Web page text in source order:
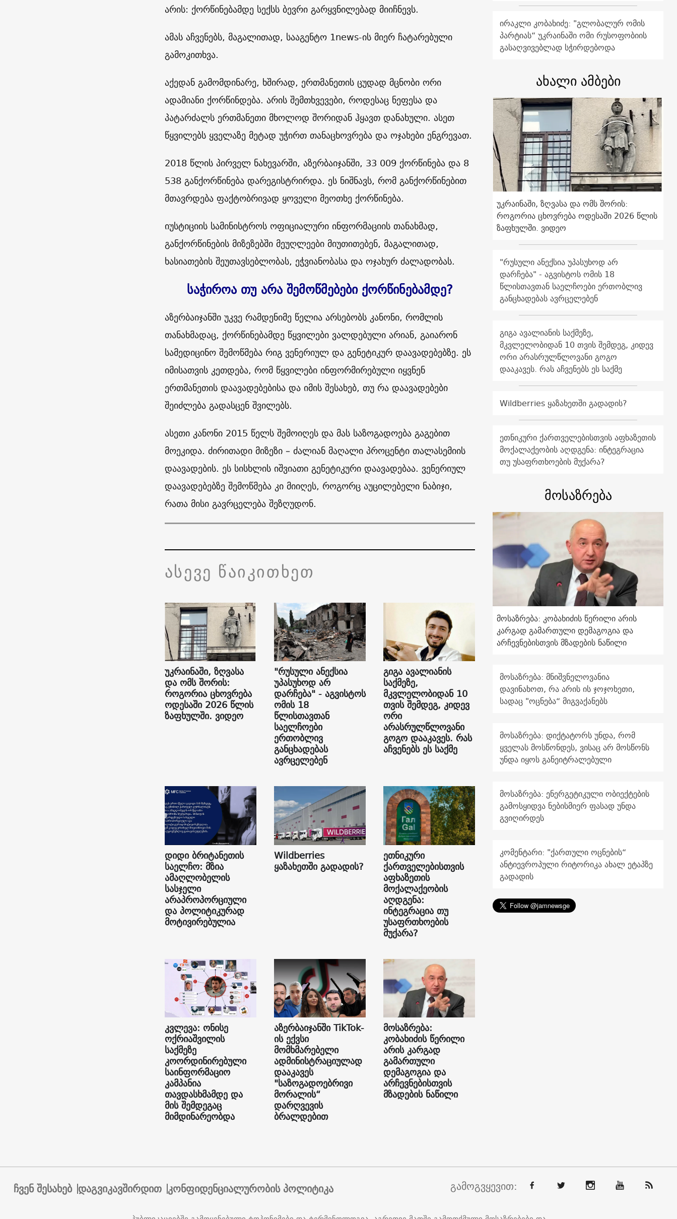
არის: ქორწინებამდე სექსს ბევრი გარყვნილებად მიიჩნევს.
ამას აჩვენებს, მაგალითად, სააგენტო 1news-ის მიერ ჩატარებული
გამოკითხვა.
აქედან გამომდინარე, ხშირად, ერთმანეთის ცუდად მცნობი ორი
ადამიანი ქორწინდება. არის შემთხვევები, როდესაც ნეფესა და
პატარძალს ერთმანეთი მხოლოდ შორიდან ჰყავთ დანახული. ასეთ
წყვილებს ყველაზე მეტად უჭირთ თანაცხოვრება და ოჯახები ენგრევათ.
2018 წლის პირველ ნახევარში, აზერბაიჯანში, 33 009 ქორწინება და 8
538 განქორწინება დარეგისტრირდა. ეს ნიშნავს, რომ განქორწინებით
მთავრდება ფაქტობრივად ყოველი მეოთხე ქორწინება.
იუსტიციის სამინისტროს ოფიციალური ინფორმაციის თანახმად,
განქორწინების მიზეზებში მეუღლეები მიუთითებენ, მაგალითად,
ხასიათების შეუთავსებლობას, ეჭვიანობასა და ოჯახურ ძალადობას.
საჭიროა თუ არა შემოწმებები ქორწინებამდე?
აზერბაიჯანში უკვე რამდენიმე წელია არსებობს კანონი, რომლის
თანახმადაც, ქორწინებამდე წყვილები ვალდებული არიან, გაიარონ
სამედიცინო შემოწმება რიგ ვენერიულ და გენეტიკურ დაავადებებზე. ეს
იმისათვის კეთდება, რომ წყვილები ინფორმირებული იყვნენ
ერთმანეთის დაავადებებისა და იმის შესახებ, თუ რა დაავადებები
შეიძლება გადასცენ შვილებს.
ასეთი კანონი 2015 წელს შემოიღეს და მას საზოგადოება გაგებით
მოეკიდა. ძირითადი მიზეზი – ძალიან მაღალი პროცენტი თალასემიის
დაავადების. ეს სისხლის იშვიათი გენეტიკური დაავადებაა. ვენერიულ
დაავადებებზე შემოწმება კი მიიღეს, როგორც აუცილებელი ნაბიჯი,
რათა მისი გავრცელება შეზღუდონ.
ასევე წაიკითხეთ
უკრაინაში, ზღვასა
და ომს შორის:
როგორია ცხოვრება
ოდესაში 2026 წლის
ზაფხულში. ვიდეო
"რუსული ანექსია
უპასუხოდ არ
დარჩება" - აგვისტოს
ომის 18
წლისთავთან
საელჩოები
ერთობლივ
განცხადებას
ავრცელებენ
გიგა ავალიანის
საქმეზე,
მკვლელობიდან 10
თვის შემდეგ, კიდევ
ორი
არასრულწლოვანი
გოგო დააკავეს. რას
აჩვენებს ეს საქმე
დიდი ბრიტანეთის
საელჩო: მზია
ამაღლობელის
სასჯელი
არაპროპორციული
და პოლიტიკურად
მოტივირებულია
Wildberries
ყაზახეთში გადადის?
ეთნიკური
ქართველებისთვის
აფხაზეთის
მოქალაქეობის
აღდგენა:
ინტეგრაცია თუ
უსაფრთხოების
მუქარა?
კვლევა: ონისე
ოქრიაშვილის
საქმეზე
კოორდინირებული
საინფორმაციო
კამპანია
თავდასხმამდე და
მის შემდეგაც
მიმდინარეობდა
აზერბაიჯანში TikTok-
ის ექვსი
მომხმარებელი
ადმინისტრაციულად
დააკავეს
"საზოგადოებრივი
მორალის“
დარღვევის
ბრალდებით
მოსაზრება:
კობახიძის წერილი
არის კარგად
გამართული
დემაგოგია და
არჩევნებისთვის
მზადების ნაწილი
ირაკლი კობახიძე: "გლობალურ ომის
პარტიას“ უკრაინაში ომი რუსოფობიის
გასაღვივებლად სჭირდებოდა
ახალი ამბები
უკრაინაში, ზღვასა და ომს შორის:
როგორია ცხოვრება ოდესაში 2026 წლის
ზაფხულში. ვიდეო
"რუსული ანექსია უპასუხოდ არ
დარჩება" - აგვისტოს ომის 18
წლისთავთან საელჩოები ერთობლივ
განცხადებას ავრცელებენ
გიგა ავალიანის საქმეზე,
მკვლელობიდან 10 თვის შემდეგ, კიდევ
ორი არასრულწლოვანი გოგო
დააკავეს. რას აჩვენებს ეს საქმე
Wildberries ყაზახეთში გადადის?
ეთნიკური ქართველებისთვის აფხაზეთის
მოქალაქეობის აღდგენა: ინტეგრაცია
თუ უსაფრთხოების მუქარა?
მოსაზრება
მოსაზრება: კობახიძის წერილი არის
კარგად გამართული დემაგოგია და
არჩევნებისთვის მზადების ნაწილი
მოსაზრება: მნიშვნელოვანია
დავინახოთ, რა არის ის ჯოჯოხეთი,
სადაც "ოცნება“ მიგვაქანებს
მოსაზრება: დიქტატორს უნდა, რომ
ყველას მოსწონდეს, ვისაც არ მოსწონს
უნდა იყოს განეიტრალებული
მოსაზრება: ენერგეტიკული ობიექტების
გამოსყიდვა ნებისმიერ ფასად უნდა
გვიღირდეს
კომენტარი: "ქართული ოცნების“
ანტიევროპული რიტორიკა ახალ ეტაპზე
გადადის
ჩვენ შესახებ დაგვიკავშირდით კონფიდენციალურობის პოლიტიკა გამოგვყევით: